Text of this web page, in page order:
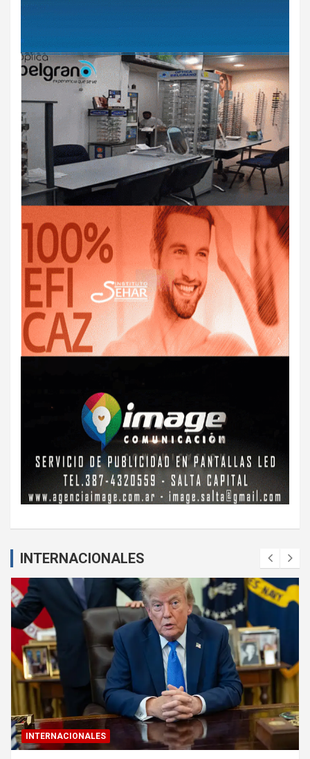
INTERNACIONALES
INTERNACIONALES